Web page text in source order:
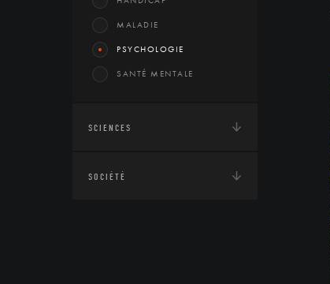
MALADIE
PSYCHOLOGIE
SANTÉ MENTALE
SCIENCES
SOCIÉTÉ